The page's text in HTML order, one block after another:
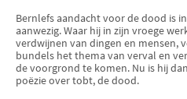
Bernlefs aandacht voor de dood is
aanwezig. Waar hij in zijn vroege
verdwijnen van dingen en mensen,
bundels het thema van verval en
de voorgrond te komen. Nu is hij
poëzie over tobt, de dood.